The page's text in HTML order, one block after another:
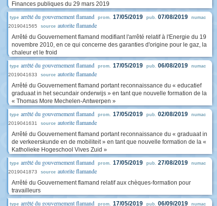
Finances publiques du 29 mars 2019
type arrêté du gouvernement flamand prom. 17/05/2019 pub. 07/08/2019 numac
2019041565 source autorite flamande
Arrêté du Gouvernement flamand modifiant l'arrêté relatif à l'Energie du 19
novembre 2010, en ce qui concerne des garanties d'origine pour le gaz, la
chaleur et le froid
type arrêté du gouvernement flamand prom. 17/05/2019 pub. 06/08/2019 numac
2019041633 source autorite flamande
Arrêté du Gouvernement flamand portant reconnaissance du « educatief
graduaat in het secundair onderwijs » en tant que nouvelle formation de la
« Thomas More Mechelen-Antwerpen »
type arrêté du gouvernement flamand prom. 17/05/2019 pub. 02/08/2019 numac
2019041631 source autorite flamande
Arrêté du Gouvernement flamand portant reconnaissance du « graduaat in
de verkeerskunde en de mobiliteit » en tant que nouvelle formation de la «
Katholieke Hogeschool Vives Zuid »
type arrêté du gouvernement flamand prom. 17/05/2019 pub. 27/08/2019 numac
2019041873 source autorite flamande
Arrêté du Gouvernement flamand relatif aux chèques-formation pour
travailleurs
type arrêté du gouvernement flamand prom. 17/05/2019 pub. 06/09/2019 numac